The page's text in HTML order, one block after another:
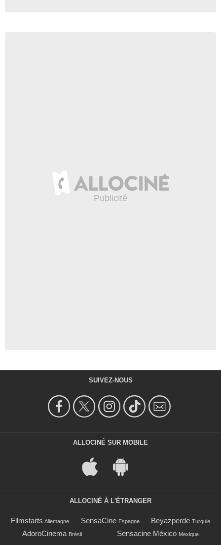
SUIVEZ-NOUS
ALLOCINÉ SUR MOBILE
ALLOCINÉ À L'ÉTRANGER
Filmstarts Allemagne SensaCine Espagne Beyazperde Turquie
AdoroCinema Brésil Sensacine México Mexique